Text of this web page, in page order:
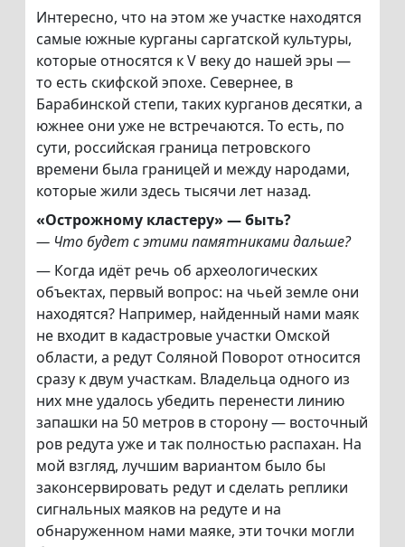
Интересно, что на этом же участке находятся
самые южные курганы саргатской культуры,
которые относятся к V веку до нашей эры —
то есть скифской эпохе. Севернее, в
Барабинской степи, таких курганов десятки, а
южнее они уже не встречаются. То есть, по
сути, российская граница петровского
времени была границей и между народами,
которые жили здесь тысячи лет назад.
«Острожному кластеру» — быть?
— Что будет с этими памятниками дальше?
— Когда идёт речь об археологических
объектах, первый вопрос: на чьей земле они
находятся? Например, найденный нами маяк
не входит в кадастровые участки Омской
области, а редут Соляной Поворот относится
сразу к двум участкам. Владельца одного из
них мне удалось убедить перенести линию
запашки на 50 метров в сторону — восточный
ров редута уже и так полностью распахан. На
мой взгляд, лучшим вариантом было бы
законсервировать редут и сделать реплики
сигнальных маяков на редуте и на
обнаруженном нами маяке, эти точки могли